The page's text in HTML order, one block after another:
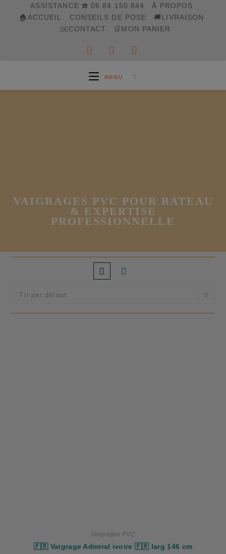
ASSISTANCE ☎️ 06 84 150 844
À PROPOS
🏠ACCUEIL
CONSEILS DE POSE
🚚LIVRAISON
✉️CONTACT
🛒MON PANIER
MENU
VAIGRAGES PVC POUR BATEAU
& EXPERTISE
PROFESSIONNELLE
Tri par défaut
Vaigrages PVC
🇫🇷 Vaigrage Admiral ivoire 🇫🇷 larg 146 cm